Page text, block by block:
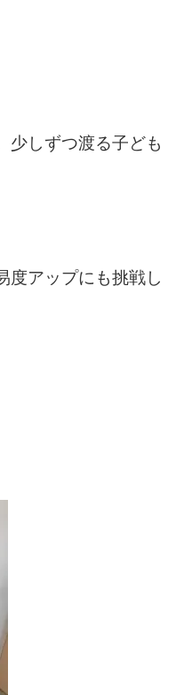
少しずつ渡る子ども
度アップにも挑戦し